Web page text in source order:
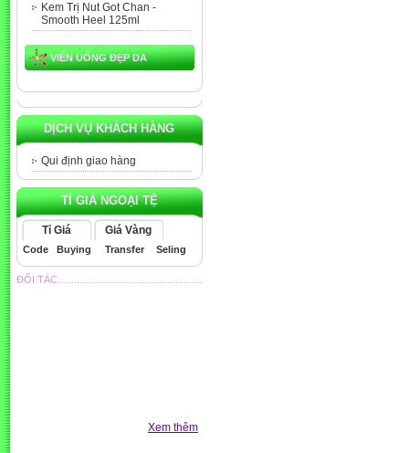
Kem Trị Nut Got Chan -
Smooth Heel 125ml
VIÊN UỐNG ĐẸP DA
DỊCH VỤ KHÁCH HÀNG
Qui định giao hàng
TỈ GIÁ NGOẠI TỆ
Tỉ Giá Giá Vàng
Code Buying Transfer Seling
ĐỐI TÁC.....................................................
Xem thêm